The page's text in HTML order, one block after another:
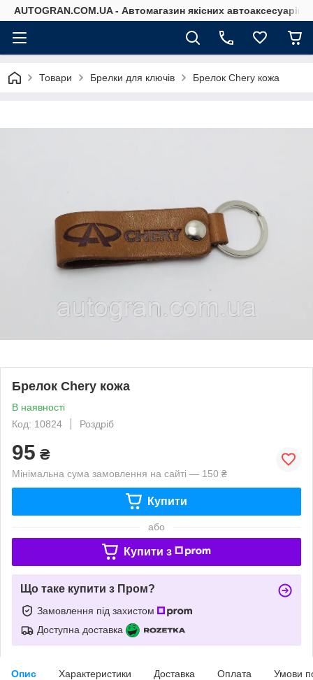
AUTOGRAN.COM.UA - Автомагазин якісних автоаксесуарів
Товари Брелки для ключів Брелок Chery кожа
Брелок Chery кожа
В наявності
Код: 10824
Роздріб
95 ₴
Мінімальна сума замовлення на сайті — 150 ₴
Купити
або
Купити з
Що таке купити з Пром?
Замовлення під захистом
Доступна доставка
Опис Характеристики Доставка Оплата Умови